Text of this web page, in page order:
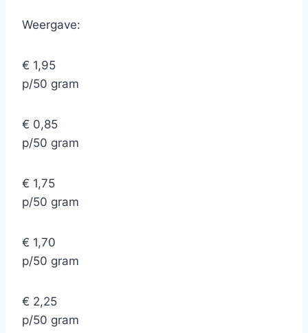
Weergave:
€ 1,95
p/50 gram
€ 0,85
p/50 gram
€ 1,75
p/50 gram
€ 1,70
p/50 gram
€ 2,25
p/50 gram